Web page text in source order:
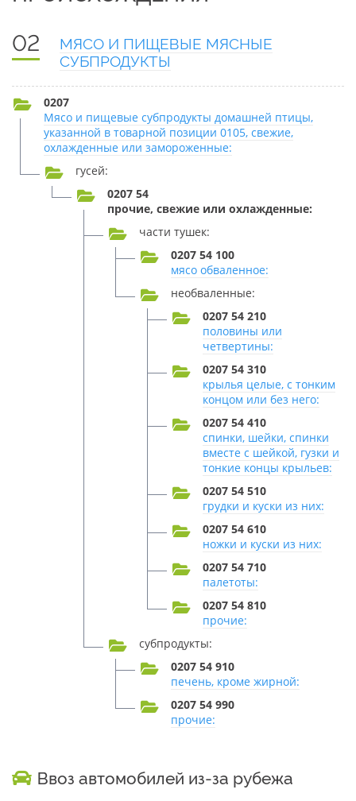
02
МЯСО И ПИЩЕВЫЕ МЯСНЫЕ
СУБПРОДУКТЫ
0207
Мясо и пищевые субпродукты домашней птицы,
указанной в товарной позиции 0105, свежие,
охлажденные или замороженные:
гусей:
0207 54
прочие, свежие или охлажденные:
части тушек:
0207 54 100
мясо обваленное:
необваленные:
0207 54 210
половины или
четвертины:
0207 54 310
крылья целые, с тонким
концом или без него:
0207 54 410
спинки, шейки, спинки
вместе с шейкой, гузки и
тонкие концы крыльев:
0207 54 510
грудки и куски из них:
0207 54 610
ножки и куски из них:
0207 54 710
палетоты:
0207 54 810
прочие:
субпродукты:
0207 54 910
печень, кроме жирной:
0207 54 990
прочие:
Ввоз автомобилей из-за рубежа